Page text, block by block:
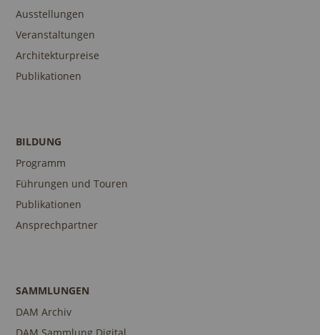
Ausstellungen
Veranstaltungen
Architekturpreise
Publikationen
BILDUNG
Programm
Führungen und Touren
Publikationen
Ansprechpartner
SAMMLUNGEN
DAM Archiv